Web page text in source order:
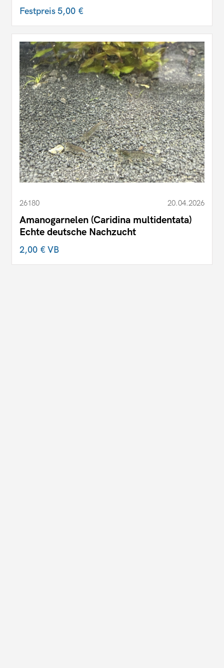
Festpreis5,00 €
26180 20.04.2026
Amanogarnelen (Caridina multidentata)
Echte deutsche Nachzucht
2,00 €VB